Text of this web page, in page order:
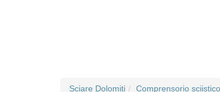
Sciare Dolomiti Comprensorio